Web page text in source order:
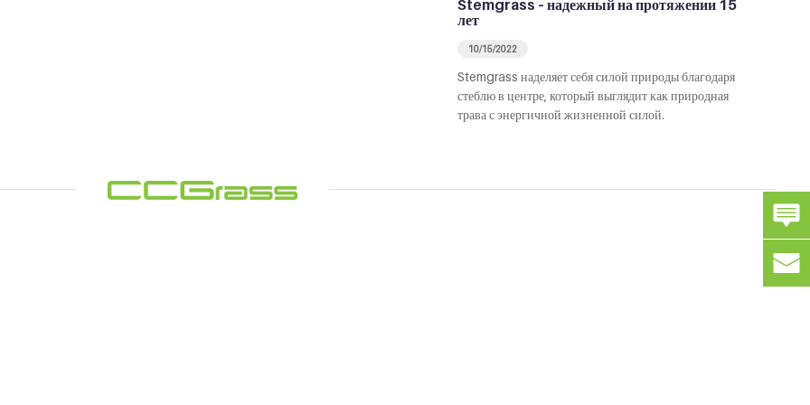
Stemgrass – надежный на протяжении 15
лет
10/15/2022
Stemgrass наделяет себя силой природы благодаря
стеблю в центре, который выглядит как природная
трава с энергичной жизненной силой.